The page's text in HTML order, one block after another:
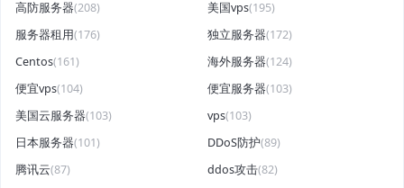
高防服务器(208) 美国vps(195)
服务器租用(176) 独立服务器(172)
Centos(161) 海外服务器(124)
便宜vps(104) 便宜服务器(103)
美国云服务器(103) vps(103)
日本服务器(101) DDoS防护(89)
腾讯云(87) ddos攻击(82)